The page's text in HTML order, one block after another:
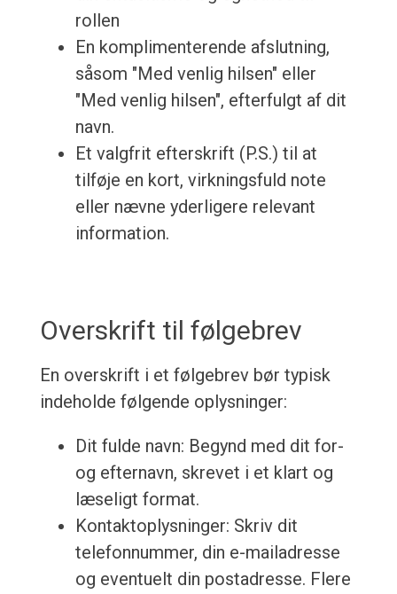
rollen
En komplimenterende afslutning,
såsom "Med venlig hilsen" eller
"Med venlig hilsen", efterfulgt af dit
navn.
Et valgfrit efterskrift (P.S.) til at
tilføje en kort, virkningsfuld note
eller nævne yderligere relevant
information.
Overskrift til følgebrev
En overskrift i et følgebrev bør typisk
indeholde følgende oplysninger:
Dit fulde navn: Begynd med dit for-
og efternavn, skrevet i et klart og
læseligt format.
Kontaktoplysninger: Skriv dit
telefonnummer, din e-mailadresse
og eventuelt din postadresse. Flere